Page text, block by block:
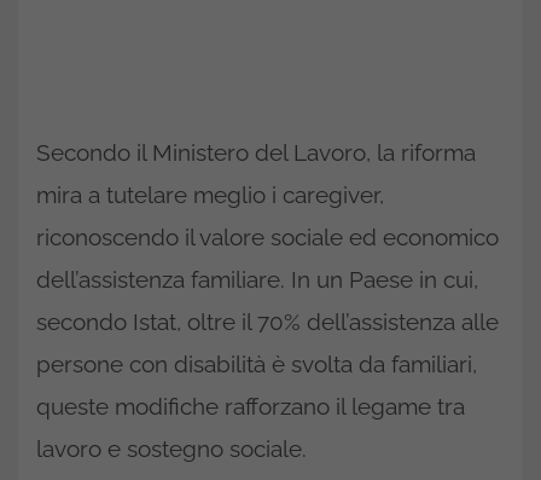
Secondo il Ministero del Lavoro, la riforma
mira a tutelare meglio i caregiver,
riconoscendo il valore sociale ed economico
dell’assistenza familiare. In un Paese in cui,
secondo Istat, oltre il 70% dell’assistenza alle
persone con disabilità è svolta da familiari,
queste modifiche rafforzano il legame tra
lavoro e sostegno sociale.